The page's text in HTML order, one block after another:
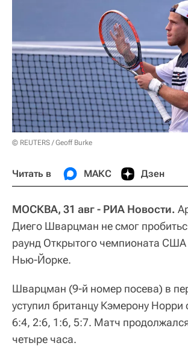
© REUTERS / Geoff Burke
Читать в МАКС Дзен
МОСКВА, 31 авг - РИА Новости.
Диего Шварцман не смог
раунд Открытого чемпионата США
Нью-Йорке.
Шварцман (9-й номер посева) в
уступил британцу Кэмерону Норри
6:4, 2:6, 1:6, 5:7. Матч
четыре часа.